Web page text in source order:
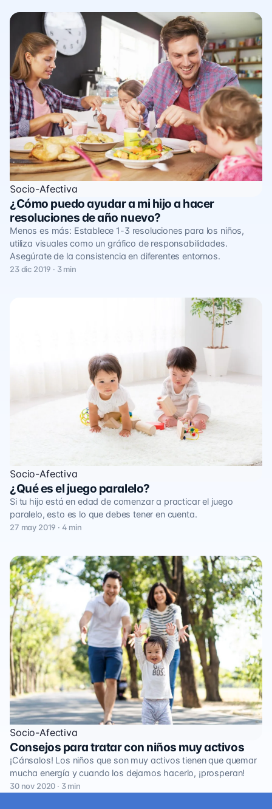
Socio-Afectiva
¿Cómo puedo ayudar a mi hijo a hacer
resoluciones de año nuevo?
Menos es más: Establece 1-3 resoluciones para los niños,
utiliza visuales como un gráfico de responsabilidades.
Asegúrate de la consistencia en diferentes entornos.
23 dic 2019 · 3 min
Socio-Afectiva
¿Qué es el juego paralelo?
Si tu hijo está en edad de comenzar a practicar el juego
paralelo, esto es lo que debes tener en cuenta.
27 may 2019 · 4 min
Socio-Afectiva
Consejos para tratar con niños muy activos
¡Cánsalos! Los niños que son muy activos tienen que quemar
mucha energía y cuando los dejamos hacerlo, ¡prosperan!
30 nov 2020 · 3 min